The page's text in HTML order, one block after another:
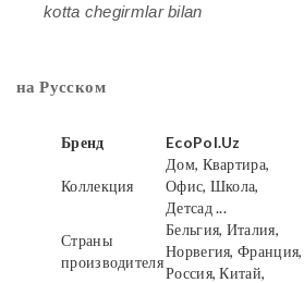
kotta chegirmlar bilan
на Русском
Бренд EcoPol.Uz
Коллекция
Дом, Квартира,
Офис, Школа,
Детсад ...
Страны
производителя
Бельгия, Италия,
Норвегия, Франция,
Россия, Китай,